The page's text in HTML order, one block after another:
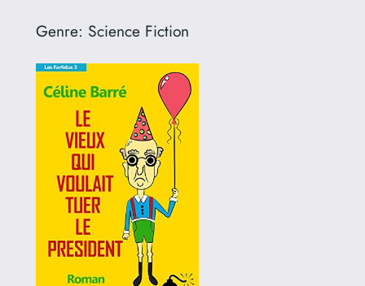
Genre: Science Fiction